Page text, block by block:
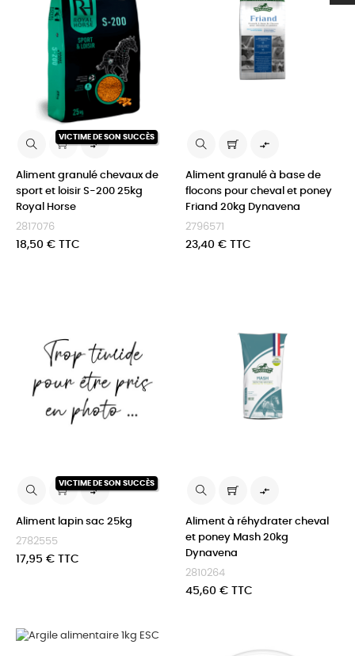
VICTIME DE SON SUCCÈS

Aliment granulé chevaux de
sport et loisir S-200 25kg
Royal Horse
2817076
Prix
18,50 € TTC

Aliment granulé à base de
flocons pour cheval et poney
Friand 20kg Dynavena
2796571
Prix
23,40 € TTC
VICTIME DE SON SUCCÈS

Aliment lapin sac 25kg
2782555
Prix
17,95 € TTC

Aliment à réhydrater cheval
et poney Mash 20kg
Dynavena
2810264
Prix
45,60 € TTC